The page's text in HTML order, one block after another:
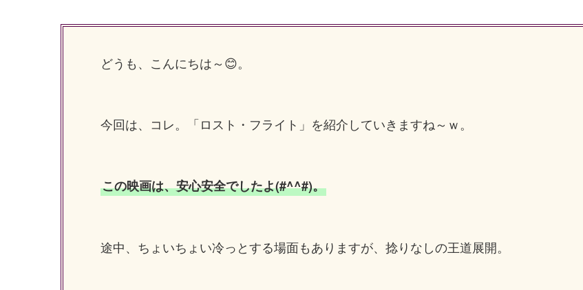
どうも、こんにちは～😊。
今回は、コレ。「ロスト・フライト」を紹介していきますね～ｗ。
この映画は、安心安全でしたよ(#^^#)。
途中、ちょいちょい冷っとする場面もありますが、捻りなしの王道展開。